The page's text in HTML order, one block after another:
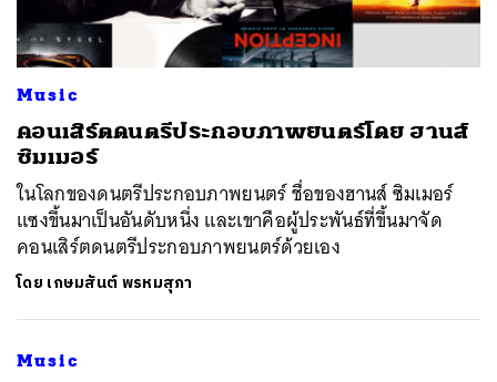
Music
คอนเสิร์ตดนตรีประกอบภาพยนตร์โดย ฮานส์
ซิมเมอร์
ในโลกของดนตรีประกอบภาพยนตร์ ชื่อของฮานส์ ซิมเมอร์
แซงขึ้นมาเป็นอันดับหนึ่ง และเขาคือผู้ประพันธ์ที่ขึ้นมาจัด
คอนเสิร์ตดนตรีประกอบภาพยนตร์ด้วยเอง
โดย เกษมสันต์ พรหมสุภา
Music
ค้นหา
SHARE TWEET LINE EMAIL